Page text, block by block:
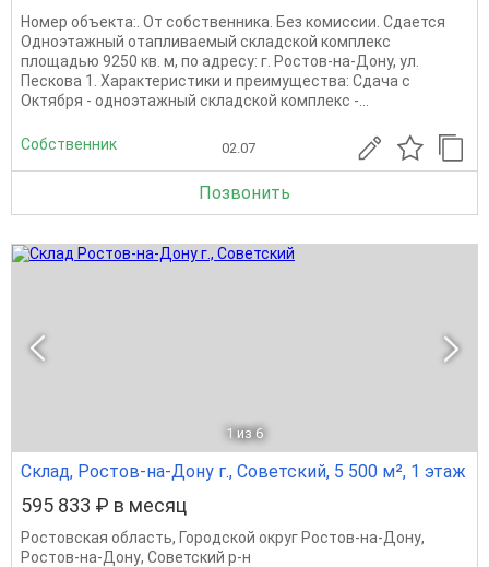
Номер объекта:. От собственника. Без комиссии. Сдается
Одноэтажный отапливаемый складской комплекс
площадью 9250 кв. м, по адресу: г. Ростов-на-Дону, ул.
Пескова 1. Характеристики и преимущества: Сдача с
Октября - одноэтажный складской комплекс -...
Собственник 02.07
Позвонить
1 из 6
Склад, Ростов-на-Дону г., Советский, 5 500 м², 1 этаж
595 833 ₽ в месяц
Ростовская область, Городской округ Ростов-на-Дону,
Ростов-на-Дону, Советский р-н